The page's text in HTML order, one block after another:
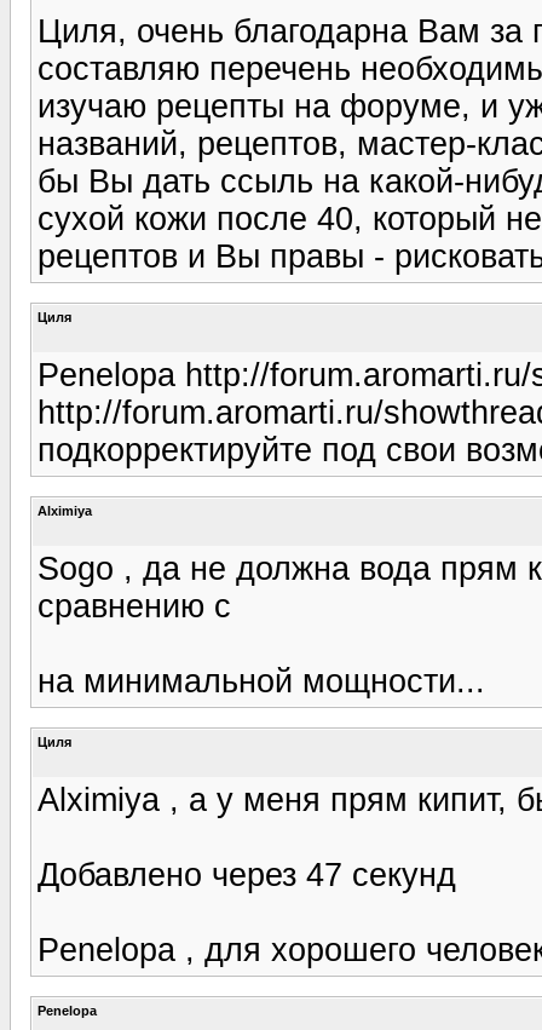
Циля, очень благодарна Вам за
составляю перечень
изучаю рецепты на форуме, и
названий, рецептов, мастер-
бы Вы дать ссыль на какой-
сухой кожи после 40, который
рецептов и Вы правы -
Циля
Penelopa http://
http://forum.aromarti.ru/
подкорректируйте под свои
Alximiya
Sogo , да не должна вода прям
сравнению с
на минимальной мощности...
Циля
Alximiya , а у меня прям кипит,
Добавлено через 47 секунд
Penelopa , для хорошего
Penelopa